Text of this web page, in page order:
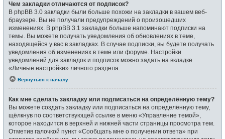
Чем закладки отличаются от подписок?
В phpBB 3.0 закладки были больше похожи на закладки в вашем веб-
браузере. Вы не получали предупреждений о произошедших
изменениях. В phpBB 3.1 закладки больше напоминают подписки на
темы. Вы можете получать уведомления об обновлениях в теме,
находящейся у вас в закладках. В случае подписки, вы будете получать
уведомления об изменениях в теме или форуме. Настройки
уведомлений для закладок и подписок можно задать на вкладке
«Личные настройки» личного раздела.
Вернуться к началу
Как мне сделать закладку или подписаться на определённую тему?
Вы можете создать закладку или подписаться на определённую тему,
щёлкнув по соответствующей ссылке в меню «Управление темой»,
которое находится в верхней и нижней части страницы просмотра тем.
Отметив галочкой пункт «Сообщать мне о получении ответа» при